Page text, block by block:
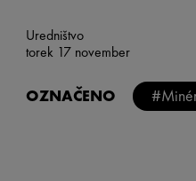
Uredništvo
torek 17 november
OZNAČENO